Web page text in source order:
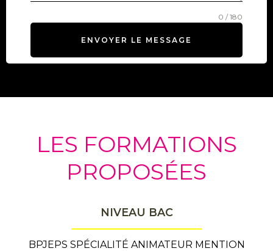
0 / 180
ENVOYER LE MESSAGE
LES FORMATIONS
PROPOSÉES
NIVEAU BAC
BPJEPS SPÉCIALITÉ ANIMATEUR MENTION